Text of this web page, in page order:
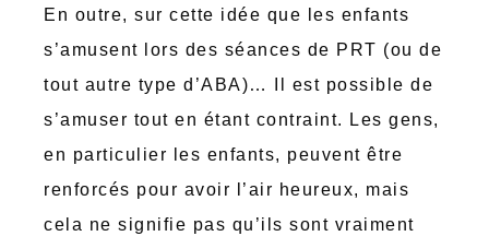
En outre, sur cette idée que les enfants
s’amusent lors des séances de PRT (ou de
tout autre type d’ABA)… Il est possible de
s’amuser tout en étant contraint. Les gens,
en particulier les enfants, peuvent être
renforcés pour avoir l’air heureux, mais
cela ne signifie pas qu’ils sont vraiment